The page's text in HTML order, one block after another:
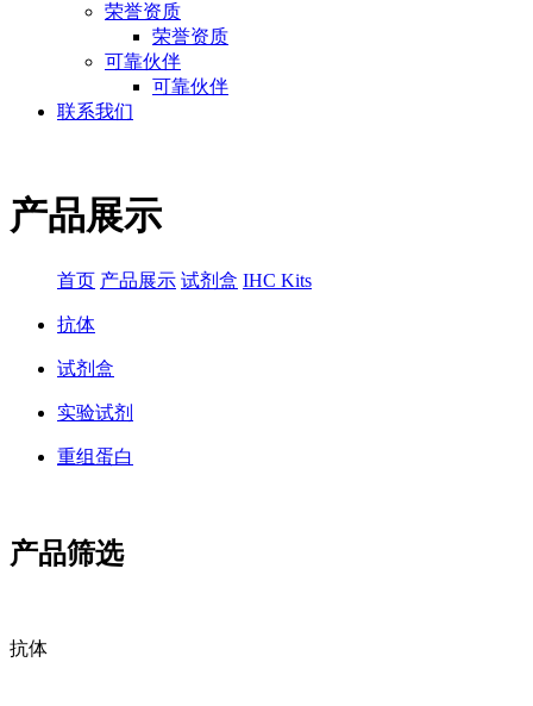
荣誉资质
荣誉资质
可靠伙伴
可靠伙伴
联系我们
产品展示
首页 产品展示 试剂盒 IHC Kits
抗体
试剂盒
实验试剂
重组蛋白
产品筛选
抗体